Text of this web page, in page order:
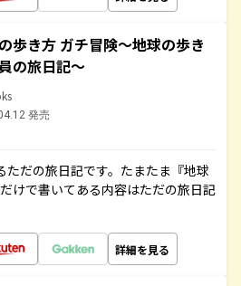
歩き方 ガチ冒険～地球の歩き
の旅日記～
発売
ただの旅日記です。たまたま『地球
けで書いてある内容はただの旅日記
詳細を見る